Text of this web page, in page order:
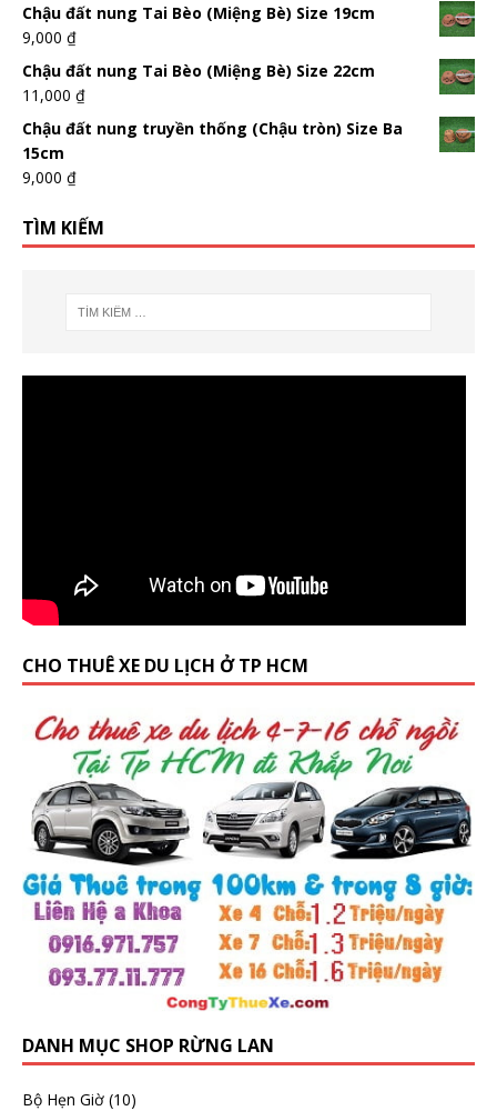
Chậu đất nung Tai Bèo (Miệng Bè) Size 19cm
9,000 ₫
Chậu đất nung Tai Bèo (Miệng Bè) Size 22cm
11,000 ₫
Chậu đất nung truyền thống (Chậu tròn) Size Ba
15cm
9,000 ₫
TÌM KIẾM
CHO THUÊ XE DU LỊCH Ở TP HCM
DANH MỤC SHOP RỪNG LAN
Bộ Hẹn Giờ (10)